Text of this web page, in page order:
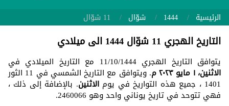
الرئيسية 1444 شوّال 11 شوّال
التاريخ الهجري 11 شوّال 1444 الى ميلادي
يتوافق التاريخ الهجري 11/10/1444 مع التاريخ الميلادي في
الاثنين، ١ مايو ٢٠٢٣ م . ويتوافق مع التاريخ الشمسي في 11 الثور
1401 ، جميع هذه التواريخ في يوم الاثنين. بالإضافة إلى ذلك ،
فهي تتوحد في تاريخ يوناني واحد وهو 2460066.